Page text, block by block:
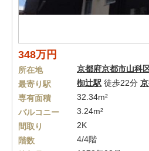
348万円
所在地 京都府京都市山科
最寄り駅
椥辻駅 徒歩22分
専有面積
32.34m²
バルコニー
3.24m²
間取り
2K
階数
4/4階